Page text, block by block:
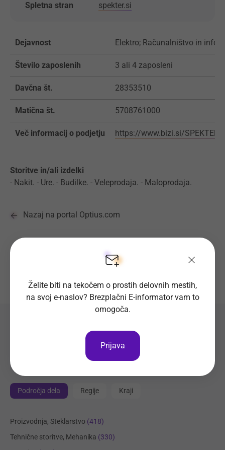
Spletna stran spekter.si
Dejavnost Elektro; Računalništvo in
Število zaposlenih 3 ali 4 zaposleni
Davčna št. 28353510
Matična št. 5708761000
Več informacij o podjetju https://www.bizi.si/SPEKTER-
Storitve in/ali izdelki
- Nakit. - Ure. - Budilke. - Veleprodaja. - Maloprodaja.
Nazaj na portal Optius.com
Preverite seznam prostih
delovnih mest
Področja dela Regije Kraji
Proizvodnja, Steklarstvo (418)
Tehnične storitve, Mehanika (330)
Želite biti na tekočem o prostih delovnih mestih,
na svoj e-naslov? Brezplačni E-informator vam to
omogoča.
Prijava